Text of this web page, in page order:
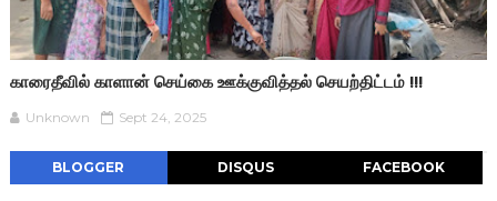
காரைதீவில் காளான் செய்கை ஊக்குவித்தல் செயற்திட்டம் !!!
Unknown Sept 24, 2025
BLOGGER DISQUS FACEBOOK